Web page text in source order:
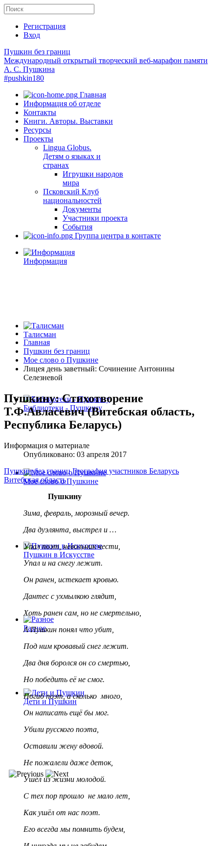
Регистрация
Вход
Пушкин без границ
Международный открытый творческий веб-марафон памяти
А. С. Пушкина
#pushkin180
Главная
Информация об отделе
Контакты
Книги. Авторы. Выставки
Ресурсы
Проекты
Lingua Globus.
Детям о языках и
странах
Игрушки народов
мира
Псковский Клуб
национальностей
Документы
Участники проекта
События
Группа центра в контакте
Информация
Талисман
Библиотеки - Пушкину
Мое слово о Пушкине
Пушкин в Искусстве
Разное
Дети и Пушкин
Главная
Пушкин без границ
Мое слово о Пушкине
Лицея день заветный: Сочинение Антонины
Селезневой
Пушкину: Стихотворение
Т.Ф.Авласевич (Витебская область,
Республика Беларусь)
Информация о материале
Опубликовано: 03 апреля 2017
Пушкин без границГеография участников Беларусь
Витебская область
Пушкину
Зима, февраль, морозный вечер.
Два дуэлянта, выстрел и …
Упал поэт, невольник чести,
Упал и на снегу лежит.
Он ранен, истекает кровью.
Дантес с ухмылкою глядит,
Хоть ранен сам, но не смертельно,
А Пушкин понял что убит,
Под ним кровавый снег лежит.
Два дня боролся он со смертью,
Но победить её не смог.
Погиб поэт, а сколько много,
Он написать ещё бы мог.
Убили русского поэта,
Оставили жену вдовой.
Не пожалели даже деток,
Ушёл из жизни молодой.
С тех пор прошло не мало лет,
Как ушёл от нас поэт.
Его всегда мы помнить будем,